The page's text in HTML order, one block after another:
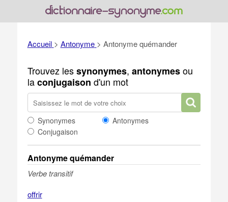
Accueil > Antonyme > Antonyme quémander
Trouvez lessynonymes, antonymesou
laconjugaison d'un mot
Synonymes
Antonymes
Conjugaison
Antonyme quémander
Verbe transitif
offrir